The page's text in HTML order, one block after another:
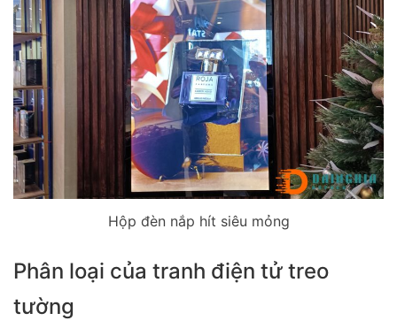
Hộp đèn nắp hít siêu mỏng
Phân loại của tranh điện tử treo
tường